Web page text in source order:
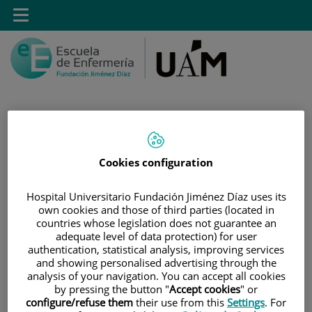
Saltar al contenido
Toggle
navigation
INICIO|ESTUDIOS|GRADO EN ENFERMERÍA
¿CUÁL ES EL PRECIO PARA CURSAR GRADO EN
ENFERMERÍA EN NUESTRO CENTRO? TASAS ACADÉMICAS
¿Cuál es el precio para
Cookies configuration
Hospital Universitario Fundación Jiménez Díaz uses its
own cookies and those of third parties (located in
countries whose legislation does not guarantee an
adequate level of data protection) for user
authentication, statistical analysis, improving services
and showing personalised advertising through the
analysis of your navigation. You can accept all cookies
by pressing the button "Accept cookies" or
configure/refuse them their use from this Settings. For